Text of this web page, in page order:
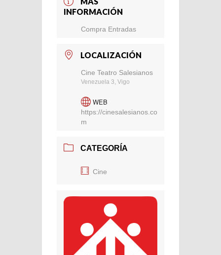
INFORMACIÓN
Compra Entradas
LOCALIZACIÓN
Cine Teatro Salesianos
Venezuela 3, Vigo
WEB
https://cinesalesianos.co
m
CATEGORÍA
Cine